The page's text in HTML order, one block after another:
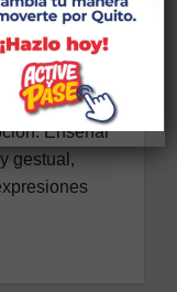
Enseñar
gestual,